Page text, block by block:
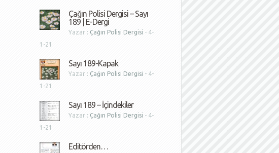
Çağın Polisi Dergisi – Sayı
189 | E-Dergi
Yazar : Çağın Polisi Dergisi - 4-
1-21
Sayı 189-Kapak
Yazar : Çağın Polisi Dergisi - 4-
1-21
Sayı 189 – İçindekiler
Yazar : Çağın Polisi Dergisi - 4-
1-21
Editörden…